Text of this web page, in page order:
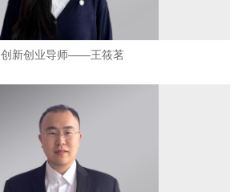
创新创业导师——王筱茗